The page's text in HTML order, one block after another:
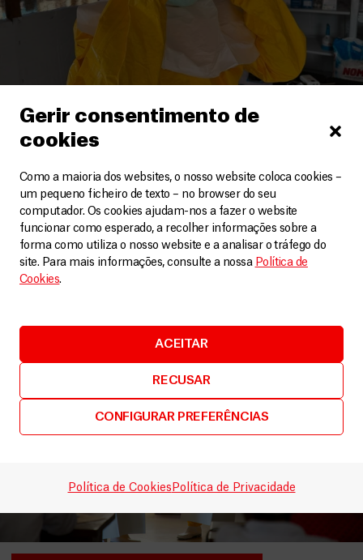
Gerir consentimento de
cookies
Como a maioria dos websites, o nosso website coloca cookies –
um pequeno ficheiro de texto – no browser do seu
computador. Os cookies ajudam-nos a fazer o website
funcionar como esperado, a recolher informações sobre a
forma como utiliza o nosso website e a analisar o tráfego do
site. Para mais informações, consulte a nossa Política de
Cookies.
ACEITAR
RECUSAR
CONFIGURAR PREFERÊNCIAS
Política de Cookies Política de Privacidade
A resposta MSF ao surto do Ébola na RDC
Vídeos 11 Junho, 2026